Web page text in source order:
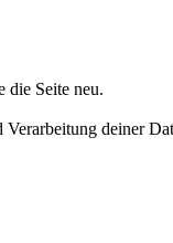
Seite neu.
deiner